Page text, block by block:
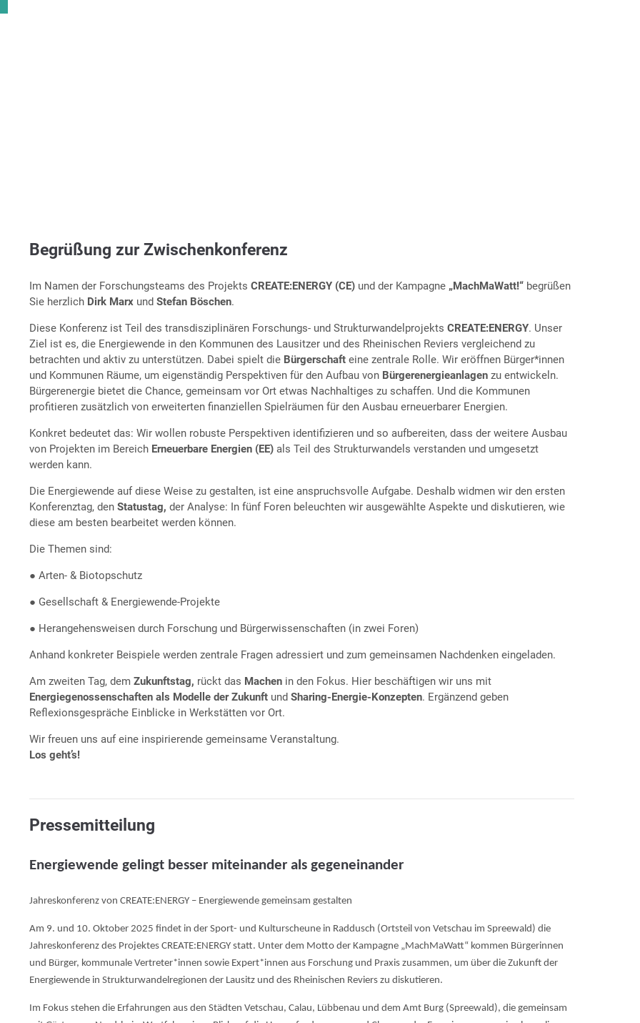
Begrüßung zur Zwischenkonferenz
Im Namen der Forschungsteams des Projekts CREATE:ENERGY (CE)und der Kampagne „MachMaWatt!“begrüßen
Sie herzlich Dirk Marxund Stefan Böschen.
Diese Konferenz ist Teil des transdisziplinären Forschungs- und Strukturwandelprojekts CREATE:ENERGY. Unser
Ziel ist es, die Energiewende in den Kommunen des Lausitzer und des Rheinischen Reviers vergleichend zu
betrachten und aktiv zu unterstützen. Dabei spielt die Bürgerschafteine zentrale Rolle. Wir eröffnen Bürger*innen
und Kommunen Räume, um eigenständig Perspektiven für den Aufbau von Bürgerenergieanlagenzu entwickeln.
Bürgerenergie bietet die Chance, gemeinsam vor Ort etwas Nachhaltiges zu schaffen. Und die Kommunen
profitieren zusätzlich von erweiterten finanziellen Spielräumen für den Ausbau erneuerbarer Energien.
Konkret bedeutet das: Wir wollen robuste Perspektiven identifizieren und so aufbereiten, dass der weitere Ausbau
von Projekten im Bereich Erneuerbare Energien (EE)als Teil des Strukturwandels verstanden und umgesetzt
werden kann.
Die Energiewende auf diese Weise zu gestalten, ist eine anspruchsvolle Aufgabe. Deshalb widmen wir den ersten
Konferenztag, den Statustag, der Analyse: In fünf Foren beleuchten wir ausgewählte Aspekte und diskutieren, wie
diese am besten bearbeitet werden können.
Die Themen sind:
● Arten- & Biotopschutz
● Gesellschaft & Energiewende-Projekte
● Herangehensweisen durch Forschung und Bürgerwissenschaften (in zwei Foren)
Anhand konkreter Beispiele werden zentrale Fragen adressiert und zum gemeinsamen Nachdenken eingeladen.
Am zweiten Tag, dem Zukunftstag, rückt das Machenin den Fokus. Hier beschäftigen wir uns mit
Energiegenossenschaften als Modelle der Zukunftund Sharing-Energie-Konzepten. Ergänzend geben
Reflexionsgespräche Einblicke in Werkstätten vor Ort.
Wir freuen uns auf eine inspirierende gemeinsame Veranstaltung.
Los geht’s!
Pressemitteilung
Energiewende gelingt besser miteinander als gegeneinander
Jahreskonferenz von CREATE:ENERGY – Energiewende gemeinsam gestalten
Am 9. und 10. Oktober 2025 findet in der Sport- und Kulturscheune in Raddusch (Ortsteil von Vetschau im Spreewald) die
Jahreskonferenz des Projektes CREATE:ENERGY statt. Unter dem Motto der Kampagne „MachMaWatt“ kommen Bürgerinnen
und Bürger, kommunale Vertreter*innen sowie Expert*innen aus Forschung und Praxis zusammen, um über die Zukunft der
Energiewende in Strukturwandelregionen der Lausitz und des Rheinischen Reviers zu diskutieren.
Im Fokus stehen die Erfahrungen aus den Städten Vetschau, Calau, Lübbenau und dem Amt Burg (Spreewald), die gemeinsam